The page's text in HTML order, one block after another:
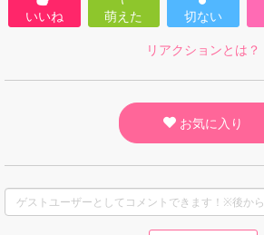
いいね 萌えた 切ない
リアクションとは？
お気に入り